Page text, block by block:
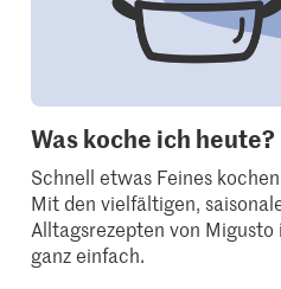
Was koche ich heute?
Schnell etwas Feines
Mit den vielfältigen,
Alltagsrezepten von Migusto
ganz einfach.